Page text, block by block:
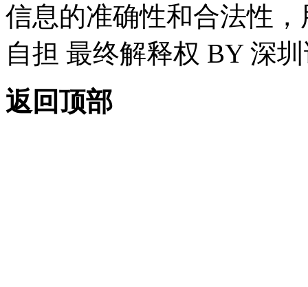
信息的准确性和合法性
自担 最终解释权 BY 深
返回顶部